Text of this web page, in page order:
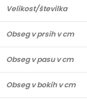
Velikost/številka
Obseg v prsih v cm
Obseg v pasu v cm
Obseg v bokih v cm